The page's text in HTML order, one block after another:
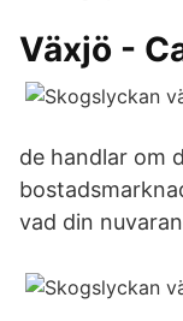
Växjö -
de handlar om
vad din